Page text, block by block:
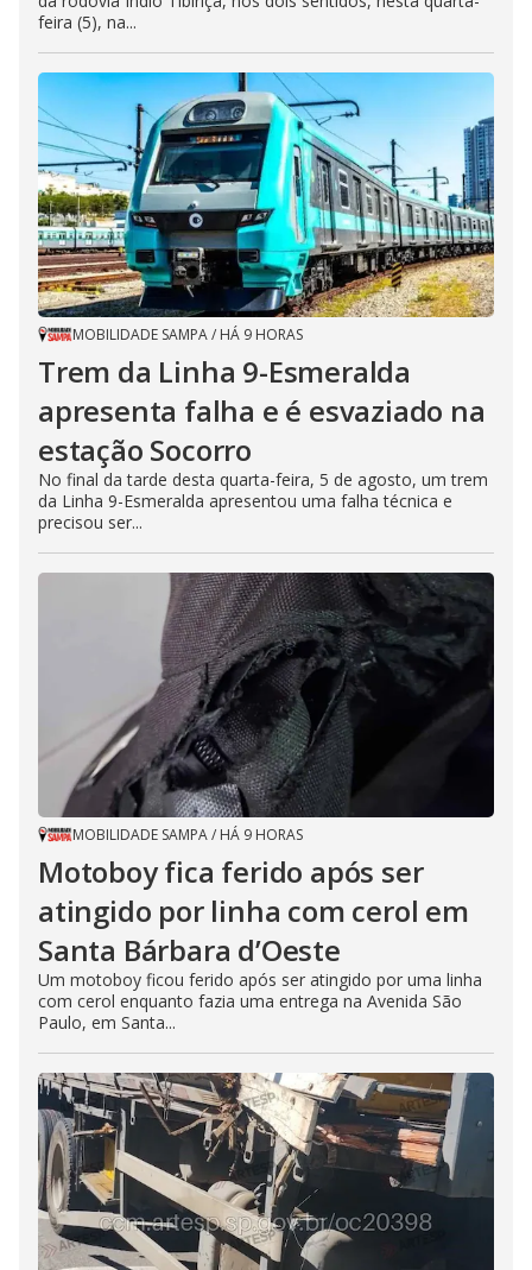
feira (5), na...
MOBILIDADE SAMPA/ HÁ 9 HORAS
Trem da Linha 9-Esmeralda
apresenta falha e é esvaziado na
estação Socorro
No final da tarde desta quarta-feira, 5 de agosto, um trem
da Linha 9-Esmeralda apresentou uma falha técnica e
precisou ser...
MOBILIDADE SAMPA/ HÁ 9 HORAS
Motoboy fica ferido após ser
atingido por linha com cerol em
Santa Bárbara d’Oeste
Um motoboy ficou ferido após ser atingido por uma linha
com cerol enquanto fazia uma entrega na Avenida São
Paulo, em Santa...